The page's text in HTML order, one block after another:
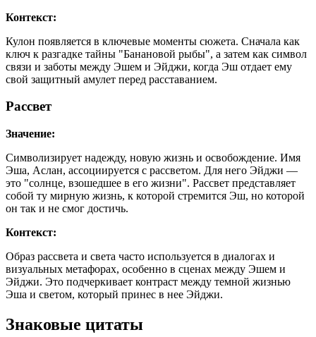
Контекст:
Кулон появляется в ключевые моменты сюжета. Сначала как
ключ к разгадке тайны "Банановой рыбы", а затем как символ
связи и заботы между Эшем и Эйджи, когда Эш отдает ему
свой защитный амулет перед расставанием.
Рассвет
Значение:
Символизирует надежду, новую жизнь и освобождение. Имя
Эша, Аслан, ассоциируется с рассветом. Для него Эйджи —
это "солнце, взошедшее в его жизни". Рассвет представляет
собой ту мирную жизнь, к которой стремится Эш, но которой
он так и не смог достичь.
Контекст:
Образ рассвета и света часто используется в диалогах и
визуальных метафорах, особенно в сценах между Эшем и
Эйджи. Это подчеркивает контраст между темной жизнью
Эша и светом, который принес в нее Эйджи.
Знаковые цитаты